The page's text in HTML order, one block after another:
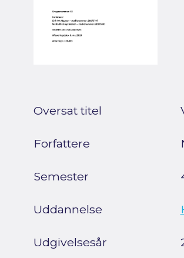
Oversat titel
Forfattere
Semester
Uddannelse
Udgivelsesår